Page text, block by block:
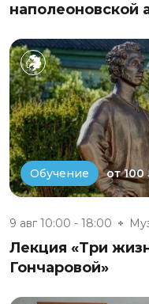
наполеоновской
Обучение от 100
9 авг 10:00 - 18:00
Лекция «Три
Гончаровой»